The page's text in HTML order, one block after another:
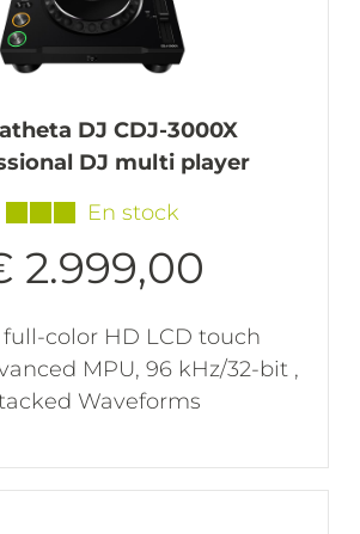
DJ CDJ-3000X
DJ multi player
En stock
2.999,00
color HD LCD touch
MPU, 96 kHz/32-bit ,
Waveforms